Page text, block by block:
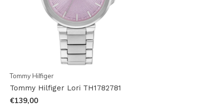
Tommy Hilfiger
Tommy Hilfiger Lori TH1782781
€139,00